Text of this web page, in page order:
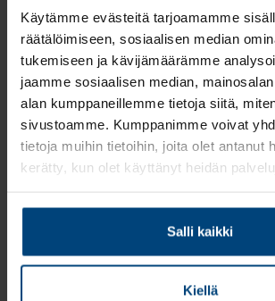
Käytämme evästeitä tarjoamamme
räätälöimiseen, sosiaalisen median
tukemiseen ja kävijämäärämme
jaamme sosiaalisen median,
alan kumppaneillemme tietoja siitä,
sivustoamme. Kumppanimme voivat
tietoja muihin tietoihin, joita olet antanut
kerätty, kun olet käyttänyt heidän
Salli kaikki
Kiellä
Meillä sinua palvelee aina nimetty
palkkahallinnon asiantuntija tai oma tiimi.
ihmisläheinen toimintatapamme takaa
laadukkaan palvelun.
Käytössämme on alan parhaat
valitsemme yhdessä asiakkaan kanssa
ohjelmiston.
Kaikki
palkkahallinnon
saman katon alta